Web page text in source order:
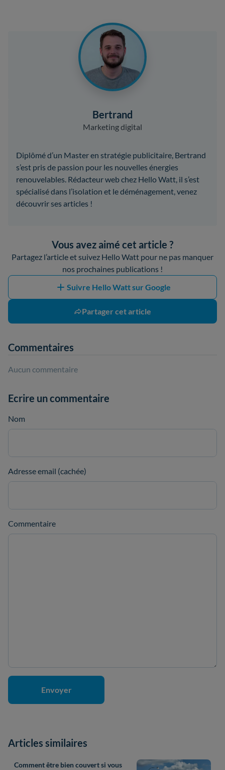
Bertrand
Marketing digital
Diplômé d’un Master en stratégie publicitaire, Bertrand
s’est pris de passion pour les nouvelles énergies
renouvelables. Rédacteur web chez Hello Watt, il s’est
spécialisé dans l’isolation et le déménagement, venez
découvrir ses articles !
Vous avez aimé cet article ?
Partagez l’article et suivez Hello Watt pour ne pas manquer
nos prochaines publications !
Suivre Hello Watt sur Google
Partager cet article
Commentaires
Aucun commentaire
Ecrire un commentaire
Nom
Adresse email (cachée)
Commentaire
Articles similaires
Comment être bien couvert si vous